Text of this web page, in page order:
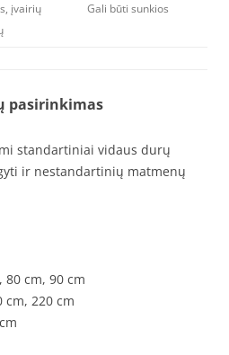
įvairių
Gali būti sunkios
pasirinkimas
standartiniai vidaus durų
ir nestandartinių matmenų
80 cm, 90 cm
cm, 220 cm